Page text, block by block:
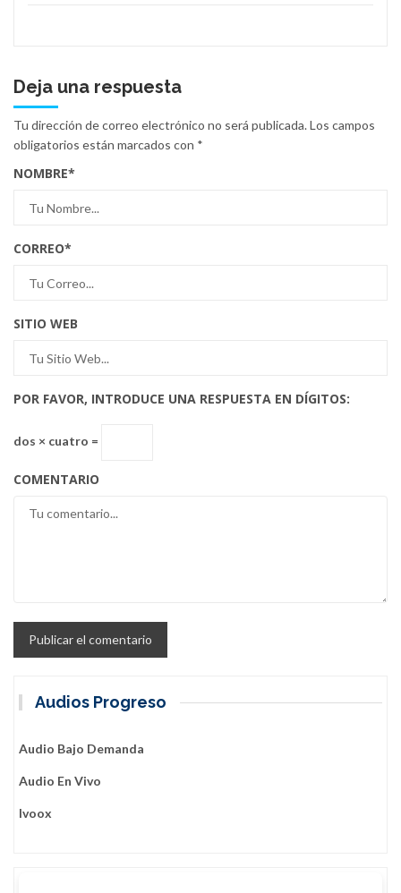
Deja una respuesta
Tu dirección de correo electrónico no será publicada.Los campos
obligatorios están marcados con *
NOMBRE*
CORREO*
SITIO WEB
POR FAVOR, INTRODUCE UNA RESPUESTA EN DÍGITOS:
dos × cuatro =
COMENTARIO
Audios Progreso
Audio Bajo Demanda
Audio En Vivo
Ivoox